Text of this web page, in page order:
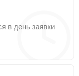
в день заявки